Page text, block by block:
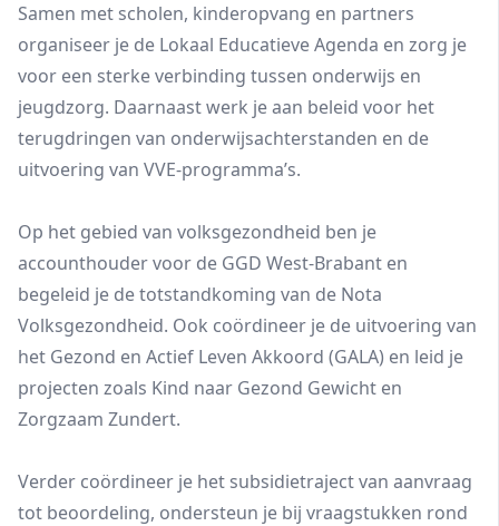
Samen met scholen, kinderopvang en partners
organiseer je de Lokaal Educatieve Agenda en zorg je
voor een sterke verbinding tussen onderwijs en
jeugdzorg. Daarnaast werk je aan beleid voor het
terugdringen van onderwijsachterstanden en de
uitvoering van VVE-programma’s.
Op het gebied van volksgezondheid ben je
accounthouder voor de GGD West-Brabant en
begeleid je de totstandkoming van de Nota
Volksgezondheid. Ook coördineer je de uitvoering van
het Gezond en Actief Leven Akkoord (GALA) en leid je
projecten zoals Kind naar Gezond Gewicht en
Zorgzaam Zundert.
Verder coördineer je het subsidietraject van aanvraag
tot beoordeling, ondersteun je bij vraagstukken rond